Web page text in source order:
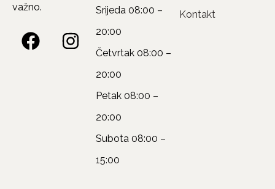
važno.
Srijeda 08:00 –
20:00
Četvrtak 08:00 –
20:00
Petak 08:00 –
20:00
Subota 08:00 –
15:00
Kontakt